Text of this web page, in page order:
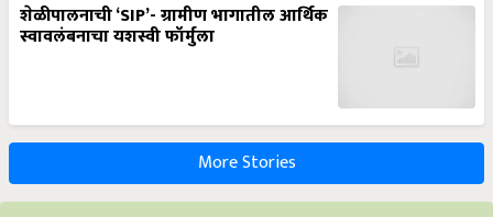
शेळीपालनाची ‘SIP’- ग्रामीण भागातील आर्थिक
स्वावलंबनाचा यशस्वी फॉर्मुला
More Stories